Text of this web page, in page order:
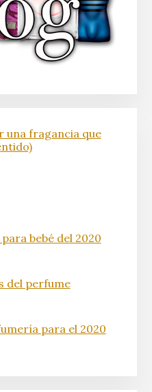
una fragancia que
bebé del 2020
del perfume
para el 2020